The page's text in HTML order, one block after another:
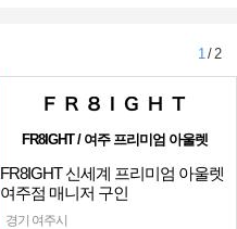
1/ 2
FR8IGHT / 여주 프리미엄 아울렛
FR8IGHT 신세계 프리미엄 아울렛
여주점 매니저 구인
경기 여주시